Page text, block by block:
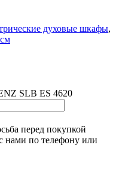
духовые шкафы,
SLB ES 4620
перед покупкой
нами по телефону или